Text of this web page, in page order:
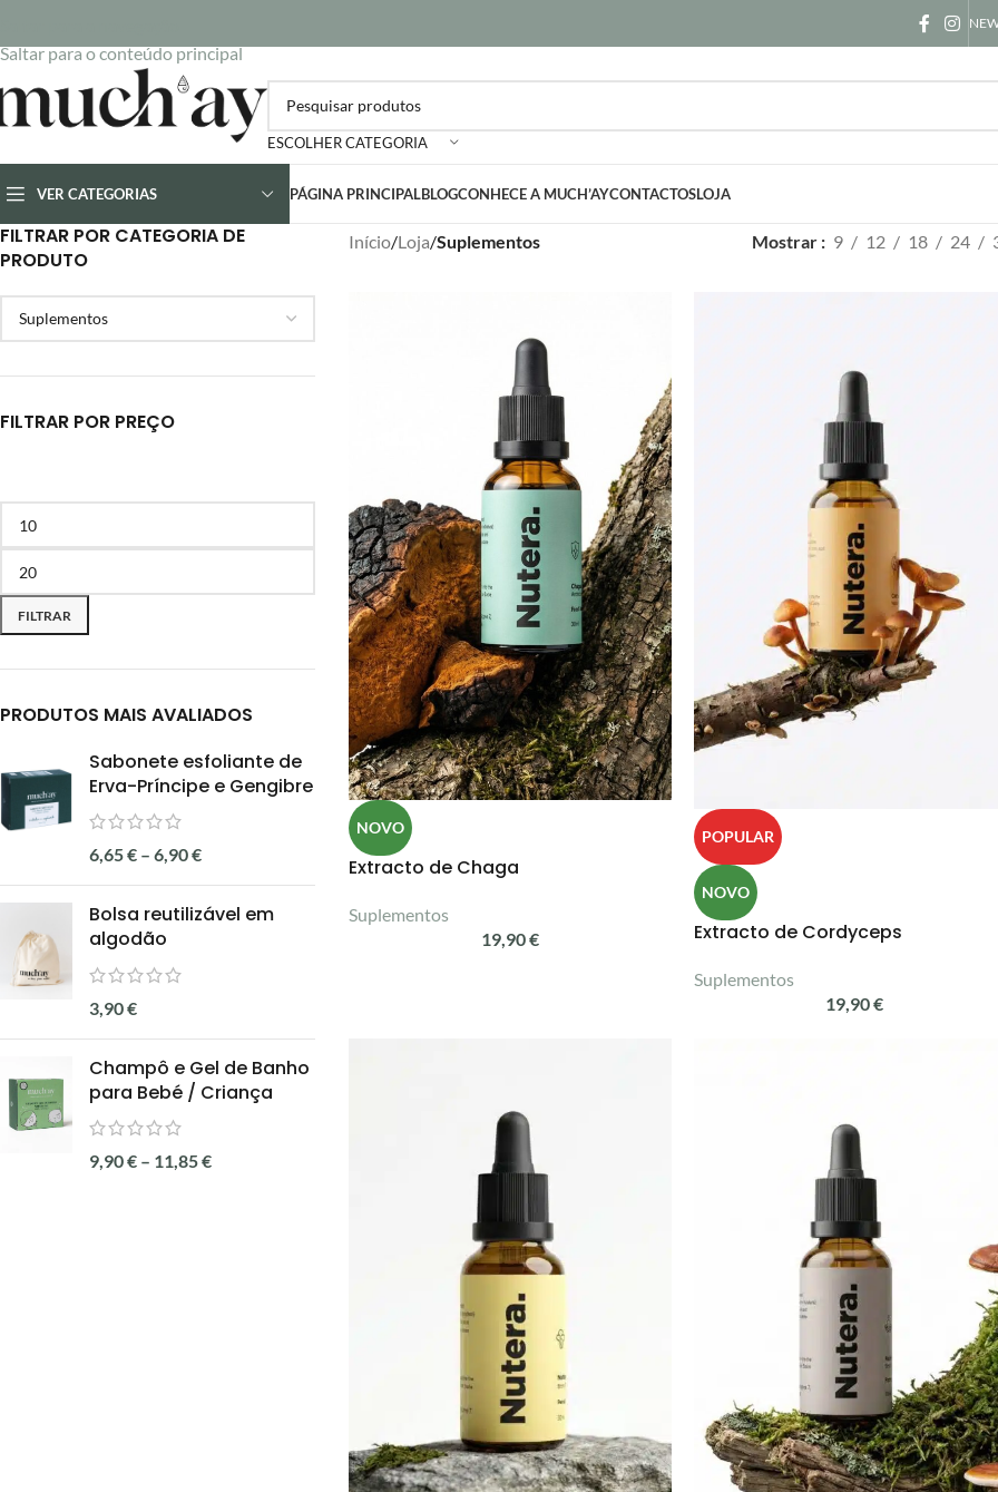
Saltar para o conteúdo principal
ESCOLHER CATEGORIA
VER CATEGORIAS PÁGINA PRINCIPALBLOGCONHECE A MUCH’AYCONTACTOSLOJA
FILTRAR POR CATEGORIA DE
PRODUTO
FILTRAR POR PREÇO
FILTRAR
PRODUTOS MAIS AVALIADOS
Sabonete esfoliante de
Erva-Príncipe e Gengibre
6,65€ – 6,90€
Bolsa reutilizável em
algodão
3,90€
Champô e Gel de Banho
para Bebé / Criança
9,90€ – 11,85€
Início/Loja/Suplementos Mostrar 9 12 18 24
NOVO
Extracto de Chaga
Suplementos
19,90€
POPULAR
NOVO
Extracto de Cordyceps
Suplementos
19,90€